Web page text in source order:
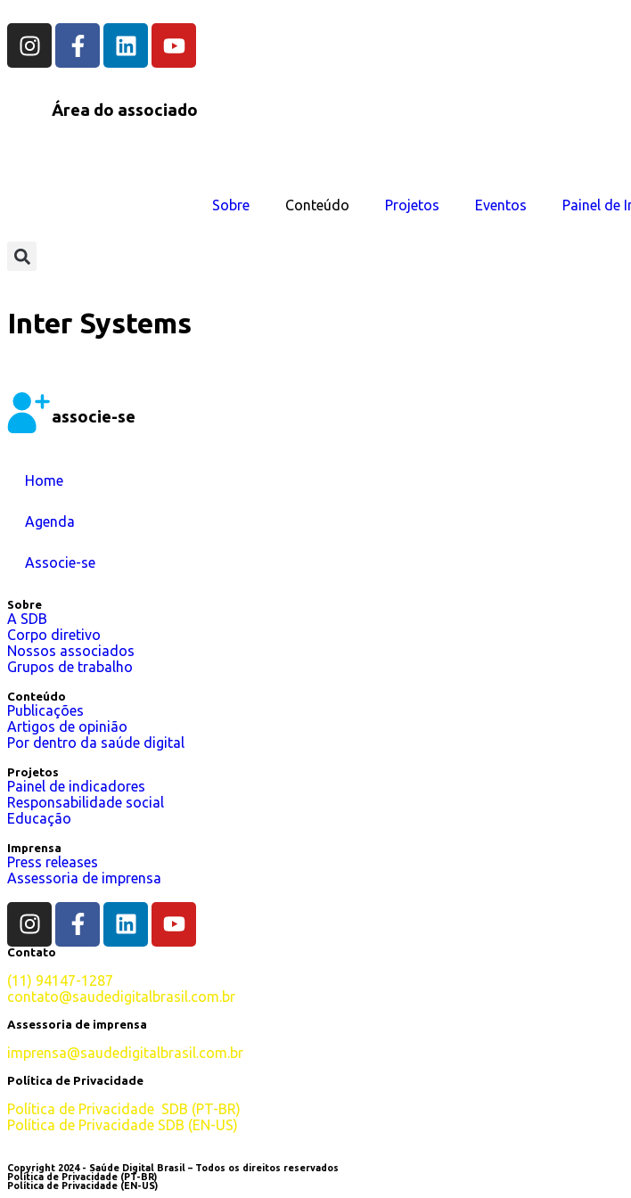
Área do associado
Sobre Conteúdo Projetos Eventos Painel de
Inter Systems
associe-se
Home
Agenda
Associe-se
Sobre
A SDB
Corpo diretivo
Nossos associados
Grupos de trabalho
Conteúdo
Publicações
Artigos de opinião
Por dentro da saúde digital
Projetos
Painel de indicadores
Responsabilidade social
Educação
Imprensa
Press releases
Assessoria de imprensa
Contato
(11) 94147-1287
contato@saudedigitalbrasil.com.br
Assessoria de imprensa
imprensa@saudedigitalbrasil.com.br
Política de Privacidade
Política de Privacidade SDB (PT-BR)
Política de Privacidade SDB (EN-US)
Copyright 2024 - Saúde Digital Brasil – Todos os direitos reservados
Política de Privacidade (PT-BR)
Política de Privacidade (EN-US)